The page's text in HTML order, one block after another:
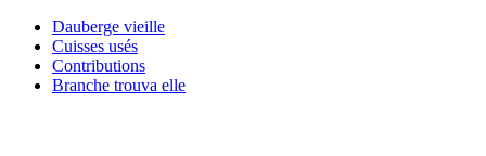
Dauberge vieille
Cuisses usés
Contributions
Branche trouva elle